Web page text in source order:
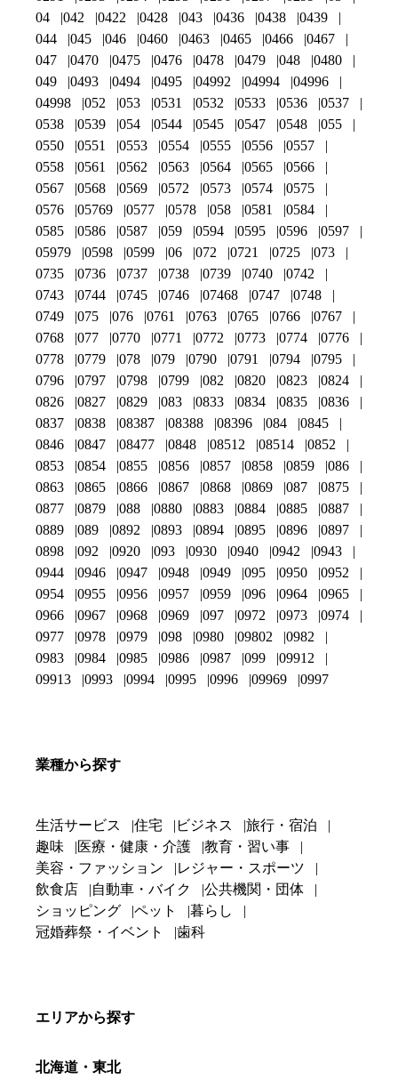
04
042 0422 0428 043 0436 0438
0439
044
045 046 0460 0463 0465 0466
0467
047
0470 0475 0476 0478 0479 048
0480
049
0493 0494 0495 04992 04994
04996
04998
052 053 0531 0532 0533 0536
0537
0538
0539 054 0544 0545 0547 0548
055
0550
0551 0553 0554 0555 0556
0557
0558
0561 0562 0563 0564 0565
0566
0567
0568 0569 0572 0573 0574
0575
0576
05769 0577 0578 058 0581
0584
0585
0586 0587 059 0594 0595 0596
0597
05979
0598 0599 06 072 0721 0725
073
0735
0736 0737 0738 0739 0740
0742
0743
0744 0745 0746 07468 0747
0748
0749
075 076 0761 0763 0765 0766
0767
0768
077 0770 0771 0772 0773 0774
0776
0778
0779 078 079 0790 0791 0794
0795
0796
0797 0798 0799 082 0820 0823
0824
0826
0827 0829 083 0833 0834 0835
0836
0837
0838 08387 08388 08396 084
0845
0846
0847 08477 0848 08512 08514
0852
0853
0854 0855 0856 0857 0858 0859
086
0863
0865 0866 0867 0868 0869 087
0875
0877
0879 088 0880 0883 0884 0885
0887
0889
089 0892 0893 0894 0895 0896
0897
0898
092 0920 093 0930 0940 0942
0943
0944
0946 0947 0948 0949 095 0950
0952
0954
0955 0956 0957 0959 096 0964
0965
0966
0967 0968 0969 097 0972 0973
0974
0977
0978 0979 098 0980 09802
0982
0983
0984 0985 0986 0987 099
09912
09913
0993 0994 0995 0996 09969 0997
業種から探す
生活サービス 住宅 ビジネス
旅行・宿泊
趣味
医療・健康・介護
教育・習い事
美容・ファッション
レジャー・スポーツ
飲食店
自動車・バイク
公共機関・団体
ショッピング
ペット
暮らし
冠婚葬祭・イベント
歯科
エリアから探す
北海道・東北